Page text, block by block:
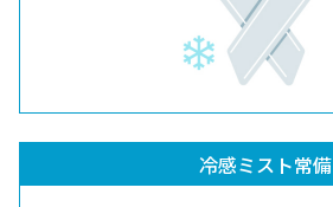
冷感ミスト常備